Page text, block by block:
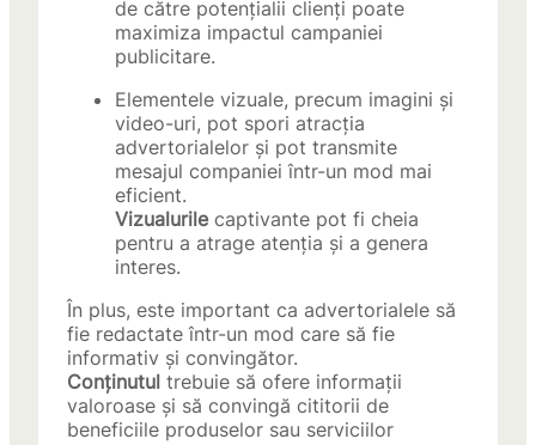
de către potențialii clienți poate
maximiza impactul campaniei
publicitare.
Elementele vizuale, precum imagini și
video-uri, pot spori atracția
advertorialelor și pot transmite
mesajul companiei într-un mod mai
eficient.
Vizualurilecaptivante pot fi cheia
pentru a atrage atenția și a genera
interes.
În plus, este important ca advertorialele să
fie redactate într-un mod care să fie
informativ și convingător.
Conținutul trebuie să ofere informații
valoroase și să convingă cititorii de
beneficiile produselor sau serviciilor